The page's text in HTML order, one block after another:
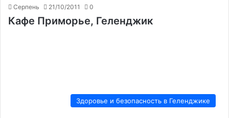
Серпень 21/10/2011 0
Кафе Приморье, Геленджик
Здоровье и безопасность в Геленджике